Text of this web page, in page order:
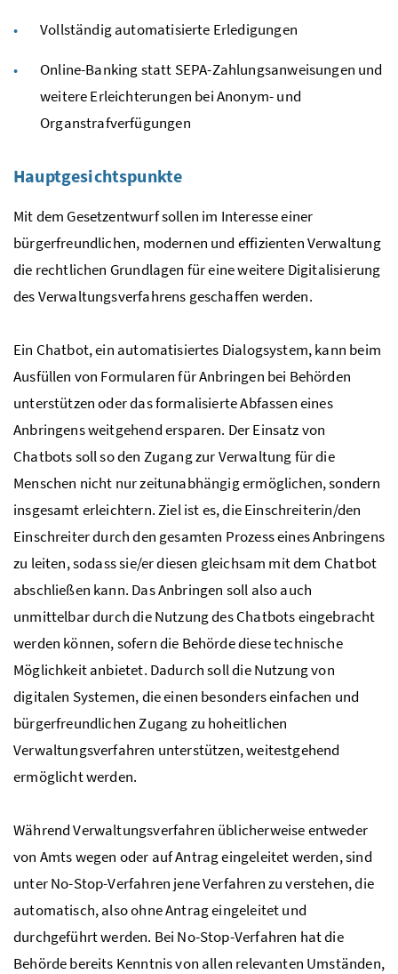
Vollständig automatisierte Erledigungen
Online-Banking statt SEPA-Zahlungsanweisungen und
weitere Erleichterungen bei Anonym- und
Organstrafverfügungen
Hauptgesichtspunkte
Mit dem Gesetzentwurf sollen im Interesse einer
bürgerfreundlichen, modernen und effizienten Verwaltung
die rechtlichen Grundlagen für eine weitere Digitalisierung
des Verwaltungsverfahrens geschaffen werden.
Ein Chatbot, ein automatisiertes Dialogsystem, kann beim
Ausfüllen von Formularen für Anbringen bei Behörden
unterstützen oder das formalisierte Abfassen eines
Anbringens weitgehend ersparen. Der Einsatz von
Chatbots soll so den Zugang zur Verwaltung für die
Menschen nicht nur zeitunabhängig ermöglichen, sondern
insgesamt erleichtern. Ziel ist es, die Einschreiterin/den
Einschreiter durch den gesamten Prozess eines Anbringens
zu leiten, sodass sie/er diesen gleichsam mit dem Chatbot
abschließen kann. Das Anbringen soll also auch
unmittelbar durch die Nutzung des Chatbots eingebracht
werden können, sofern die Behörde diese technische
Möglichkeit anbietet. Dadurch soll die Nutzung von
digitalen Systemen, die einen besonders einfachen und
bürgerfreundlichen Zugang zu hoheitlichen
Verwaltungsverfahren unterstützen, weitestgehend
ermöglicht werden.
Während Verwaltungsverfahren üblicherweise entweder
von Amts wegen oder auf Antrag eingeleitet werden, sind
unter No-Stop-Verfahren jene Verfahren zu verstehen, die
automatisch, also ohne Antrag eingeleitet und
durchgeführt werden. Bei No-Stop-Verfahren hat die
Behörde bereits Kenntnis von allen relevanten Umständen,